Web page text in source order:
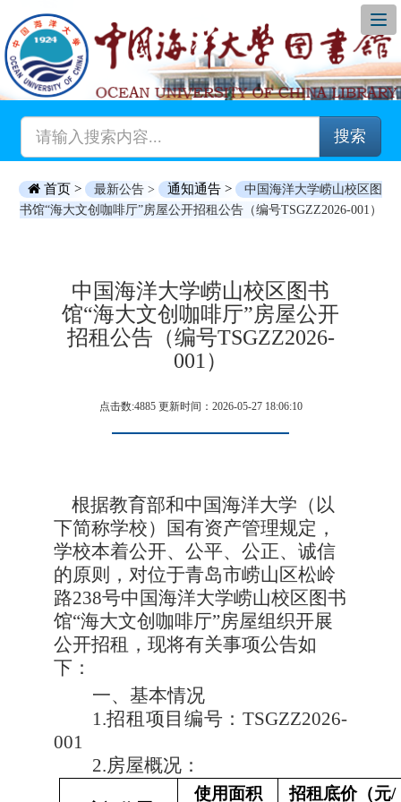
搜索
首页 > 最新公告 > 通知通告 >
中国海洋大学崂山校区图
书馆“海大文创咖啡厅”房屋公开招租公告（编号TSGZZ2026-001）
中国海洋大学崂山校区图书
馆“海大文创咖啡厅”房屋公开
招租公告（编号TSGZZ2026-
001）
点击数:4885 更新时间：2026-05-27 18:06:10
根据教育部和中国海洋大学（以
下简称学校）国有资产管理规定，
学校本着公开、公平、公正、诚信
的原则，对位于青岛市崂山区松岭
路238号中国海洋大学崂山校区图书
馆“海大文创咖啡厅”房屋组织开展
公开招租，现将有关事项公告如
下：
一、基本情况
1.招租项目编号： TSGZZ2026-
001
2.房屋概况：
使用面积 招租底价（元/